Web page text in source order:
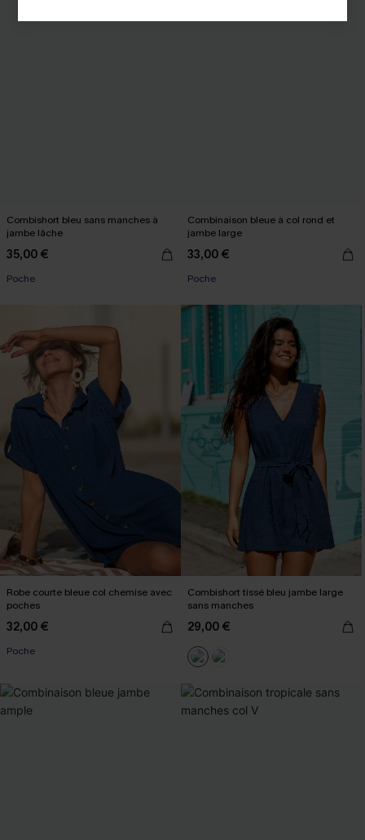
Combishort bleu sans manches à
jambe lâche
35,00 €
Poche
Combinaison bleue à col rond et
jambe large
33,00 €
Poche
Robe courte bleue col chemise avec
poches
32,00 €
Poche
Combishort tissé bleu jambe large
sans manches
29,00 €